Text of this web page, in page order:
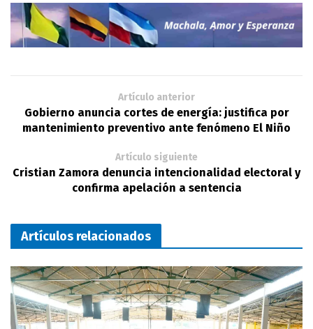
Artículo anterior
Gobierno anuncia cortes de energía: justifica por
mantenimiento preventivo ante fenómeno El Niño
Artículo siguiente
Cristian Zamora denuncia intencionalidad electoral y
confirma apelación a sentencia
Artículos relacionados